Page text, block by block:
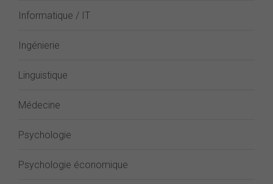
Informatique / IT
Ingénierie
Linguistique
Médecine
Psychologie
Psychologie économique